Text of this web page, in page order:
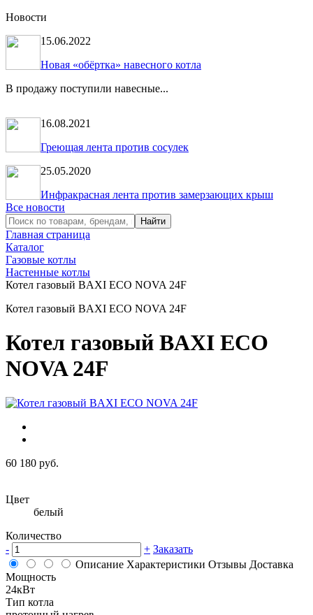
Новости
15.06.2022
Новая «обёртка» навесного котла
В продажу поступили навесные...
16.08.2021
Греющая лента против сосулек
25.05.2020
Инфракрасная лента против замерзающих крыш
Все новости
Главная страница
Каталог
Газовые котлы
Настенные котлы
Котел газовый BAXI ECO NOVA 24F
Котел газовый BAXI ECO NOVA 24F
Котел газовый BAXI ECO
NOVA 24F
60 180 руб.
Цвет
белый
Количество
-
+ Заказать
Описание Характеристики Отзывы Доставка
Мощность
24кВт
Тип котла